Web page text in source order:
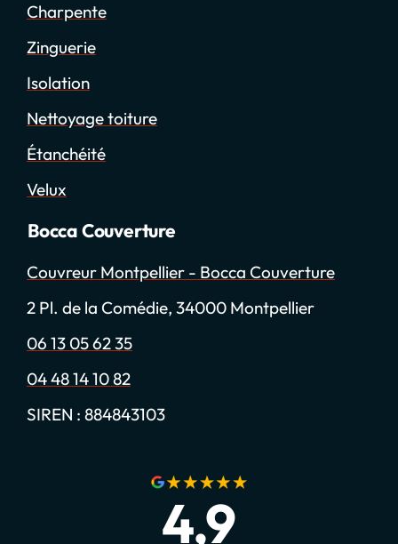
Charpente
Zinguerie
Isolation
Nettoyage toiture
Étanchéité
Velux
Bocca Couverture
Couvreur Montpellier - Bocca Couverture
2 Pl. de la Comédie, 34000 Montpellier
06 13 05 62 35
04 48 14 10 82
SIREN : 884843103
4,9